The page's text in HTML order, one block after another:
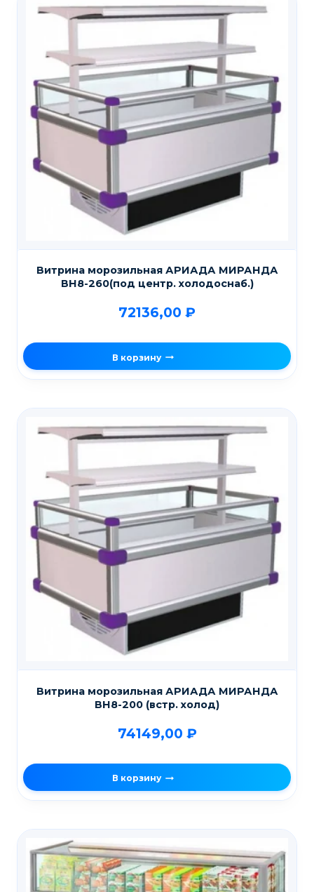
Витрина морозильная АРИАДА МИРАНДА
ВН8-260(под центр. холодоснаб.)
72136,00 ₽
В корзину
Витрина морозильная АРИАДА МИРАНДА
ВН8-200 (встр. холод)
74149,00 ₽
В корзину